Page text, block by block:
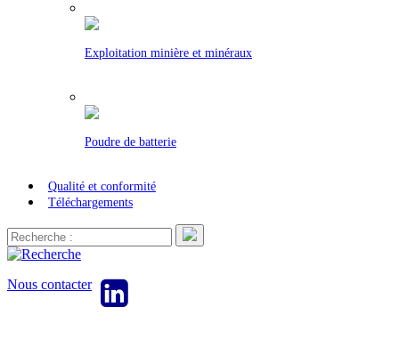
Exploitation minière et minéraux
Poudre de batterie
Qualité et conformité
Téléchargements
Nous contacter